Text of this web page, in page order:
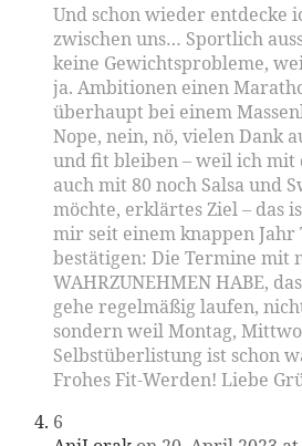
Und schon wieder entdecke
zwischen uns… Sportlich
keine Gewichtsprobleme,
ja. Ambitionen einen
überhaupt bei einem
Nope, nein, nö, vielen Dank
und fit bleiben – weil ich mit
auch mit 80 noch Salsa und
möchte, erklärtes Ziel – das
mir seit einem knappen Jahr
bestätigen: Die Termine mit
WAHRZUNEHMEN HABE,
gehe regelmäßig laufen,
sondern weil Montag,
Selbstüberlistung ist schon
Frohes Fit-Werden! Liebe
6